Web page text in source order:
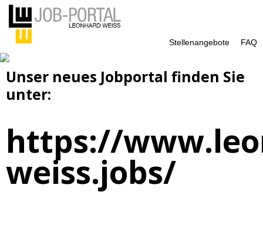
Stellenangebote FAQ
Unser neues Jobportal finden Sie
unter:
https://
weiss.jobs/